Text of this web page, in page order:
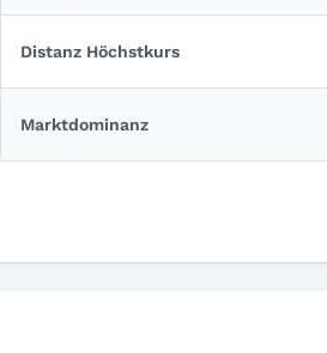
Distanz Höchstkurs
Marktdominanz